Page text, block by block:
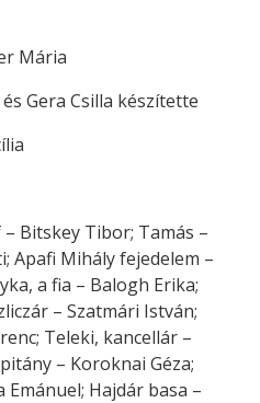
Mária
Gera Csilla készítette
Bitskey Tibor; Tamás –
Apafi Mihály fejedelem –
a fia – Balogh Erika;
– Szatmári István;
Teleki, kancellár –
– Koroknai Géza;
Hajdár basa –